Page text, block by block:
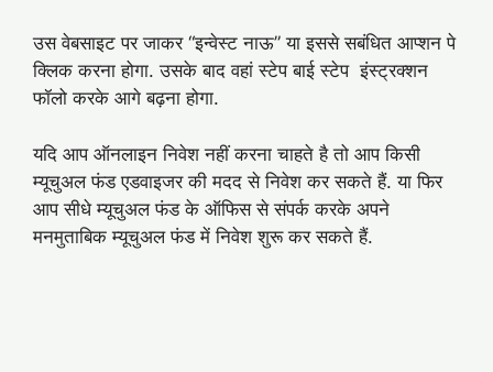
उस वेबसाइट पर जाकर “इन्वेस्ट नाऊ” या इससे सबंधित आप्शन पे
क्लिक करना होगा. उसके बाद वहां स्टेप बाई स्टेप इंस्ट्रक्शन
फॉलो करके आगे बढ़ना होगा.
यदि आप ऑनलाइन निवेश नहीं करना चाहते है तो आप किसी
म्यूचुअल फंड एडवाइजर की मदद से निवेश कर सकते हैं. या फिर
आप सीधे म्यूचुअल फंड के ऑफिस से संपर्क करके अपने
मनमुताबिक म्यूचुअल फंड में निवेश शुरू कर सकते हैं.